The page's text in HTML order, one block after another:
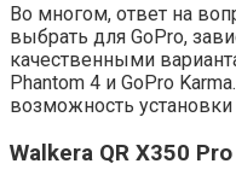
Во многом, ответ на
выбрать для GoPro,
качественными
Phantom 4 и GoPro
возможность
Walkera QR X350 Pro